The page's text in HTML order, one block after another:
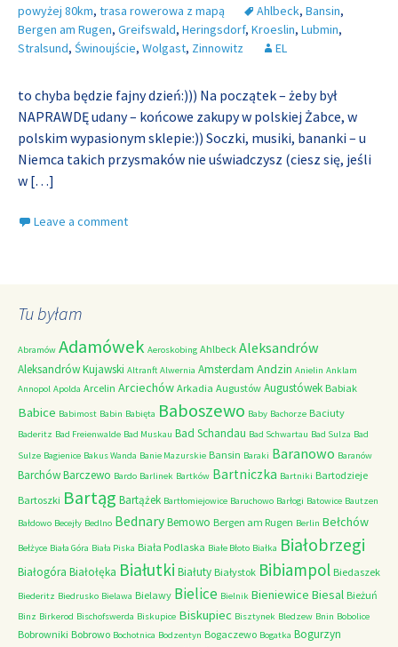
powyżej 80km, trasa rowerowa z mapą Ahlbeck, Bansin,
Bergen am Rugen, Greifswald, Heringsdorf, Kroeslin, Lubmin,
Stralsund, Świnoujście, Wolgast, Zinnowitz EL
to chyba będzie fajny dzień:))) Na początek – żeby był
NAPRAWDĘ udany – końcowe zakupy w polskiej Żabce, w
polskim wypasionym sklepie:)) Soczki, musiki, bananki – u
Niemca takich przysmaków nie uświadczysz (ciesz się, jeśli
w […]
Leave a comment
Tu byłam
Abramów Adamówek Aeroskobing Ahlbeck Aleksandrów
Aleksandrów Kujawski Altranft Alwernia Amsterdam Andzin Anielin Anklam
Annopol Apolda Arcelin Arciechów Arkadia Augustów Augustówek Babiak
Babice Babimost Babin Babięta Baboszewo Baby Bachorze Baciuty
Baderitz Bad Freienwalde Bad Muskau Bad Schandau Bad Schwartau Bad Sulza Bad
Sulze Bagienice Bakus Wanda Banie Mazurskie Bansin Baraki Baranowo Baranów
BarchówBarczewo Bardo Barlinek Bartków Bartniczka Bartniki Bartodzieje
Bartoszki Bartąg Bartążek Bartłomiejowice Baruchowo Barłogi Batowice Bautzen
Bałdowo Becejły Bedlno BednaryBemowo Bergen am Rugen Berlin Bełchów
Bełżyce Biała Góra Biała Piska Biała Podlaska Białe Błoto Białka Białobrzegi
Białogóra Białołęka Białutki Białuty Białystok Bibiampol Biedaszek
Biederitz Biedrusko Bielawa Bielawy Bielice Bielnik Bieniewice Biesal Bieżuń
Binz Birkerod Bischofswerda Biskupice Biskupiec Bisztynek Bledzew Bnin Bobolice
Bobrowniki Bobrowo Bochotnica Bodzentyn Bogaczewo Bogatka Bogurzyn